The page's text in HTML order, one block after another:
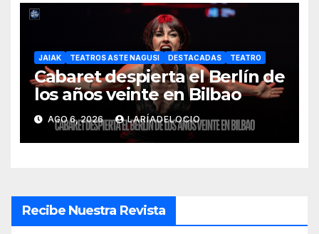
JAIAK TEATROS ASTE NAGUSI DESTACADAS TEATRO
Cabaret despierta el Berlín de
los años veinte en Bilbao
AGO 6, 2026 LARÍADELOCIO
Recibe Nuestra Revista